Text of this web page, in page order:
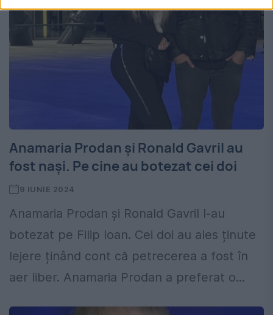
Anamaria Prodan și Ronald Gavril au
fost nași. Pe cine au botezat cei doi
9 IUNIE 2024
Anamaria Prodan și Ronald Gavril l-au
botezat pe Filip Ioan. Cei doi au ales ținute
lejere ținând cont că petrecerea a fost în
aer liber. Anamaria Prodan a preferat o...